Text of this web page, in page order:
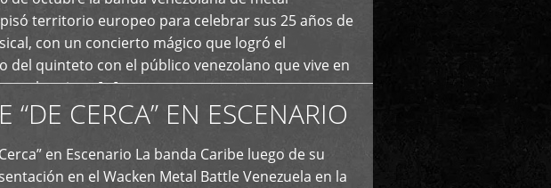
territorio europeo para celebrar sus 25 años de
con un concierto mágico que logró el
del quinteto con el público venezolano que vive en
que los sigue […]
“DE CERCA” EN ESCENARIO
en Escenario La banda Caribe luego de su
en el Wacken Metal Battle Venezuela en la